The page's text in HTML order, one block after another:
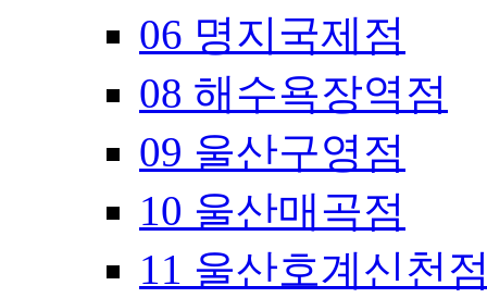
06 명지국제점
08 해수욕장역점
09 울산구영점
10 울산매곡점
11 울산호계신천